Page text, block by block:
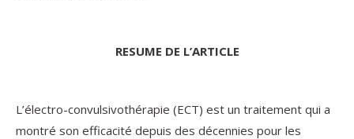
RESUME DE L’ARTICLE
L’électro-convulsivothérapie (ECT) est un traitement qui a
montré son efficacité depuis des décennies pour les